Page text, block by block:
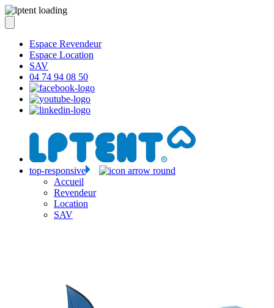
Espace Revendeur
Espace Location
SAV
04 74 94 08 50
top-responsive
Accueil
Revendeur
Location
SAV